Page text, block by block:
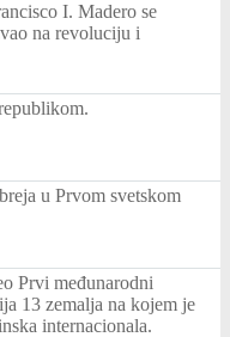
I. Madero se
na revoluciju i
u Prvom svetskom
Prvi međunarodni
13 zemalja na kojem je
internacionala.